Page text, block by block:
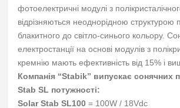
фотоелектричні модулі з
відрізняються неоднорідною структурою
блакитного до світло-синього кольору.
електростанції на основі модулів з
кремнію мають ефективність від 15% і
Компанія “Stabik” випускає сонячних
Stab SL потужності:
Solar Stab SL100 = 100W / 18Vdc